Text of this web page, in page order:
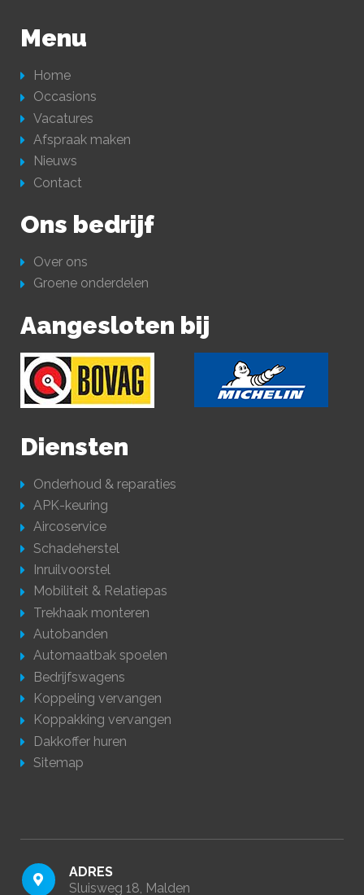
Menu
Home
Occasions
Vacatures
Afspraak maken
Nieuws
Contact
Ons bedrijf
Over ons
Groene onderdelen
Aangesloten bij
Diensten
Onderhoud & reparaties
APK-keuring
Aircoservice
Schadeherstel
Inruilvoorstel
Mobiliteit & Relatiepas
Trekhaak monteren
Autobanden
Automaatbak spoelen
Bedrijfswagens
Koppeling vervangen
Koppakking vervangen
Dakkoffer huren
Sitemap
ADRES
Sluisweg 18, Malden